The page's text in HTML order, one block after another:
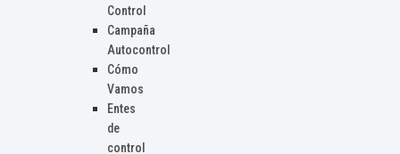
Control
Campaña
Autocontrol
Cómo
Vamos
Entes
de
control